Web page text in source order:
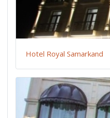
Hotel Royal Samarkand